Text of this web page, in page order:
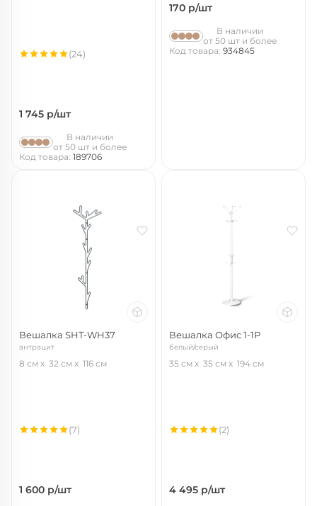
1 745 р/шт
(24)
В наличии
от 50 шт и более
Код товара: 189706
170 р/шт
В наличии
от 50 шт и более
Код товара: 934845
Вешалка SHT-WH37
антрацит
8 см 32 см 116 см
1 600 р/шт
(7)
Вешалка Офис 1-1Р
белый/серый
35 см 35 см 194 см
4 495 р/шт
(2)